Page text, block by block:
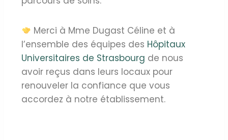
Merci à Mme Dugast Céline et à
l’ensemble des équipes des Hôpitaux
Universitaires de Strasbourg de nous
avoir reçus dans leurs locaux pour
renouveler la confiance que vous
accordez à notre établissement.